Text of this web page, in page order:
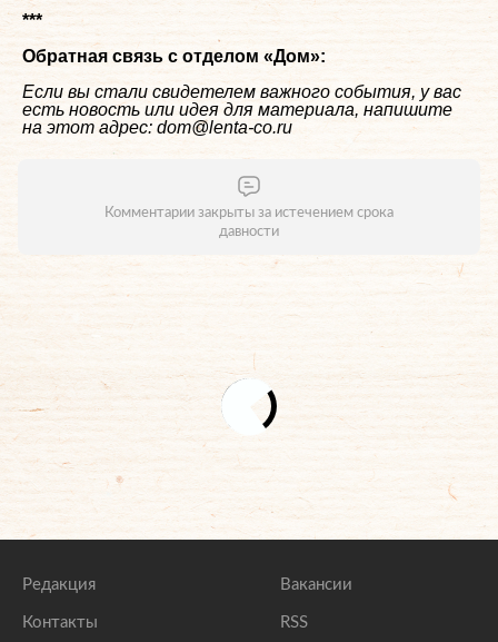
***
Обратная связь с отделом «Дом»:
Если вы стали свидетелем важного события, у вас
есть новость или идея для материала, напишите
на этот адрес: dom@lenta-co.ru
Комментарии закрыты за истечением срока
давности
Редакция
Контакты
Вакансии
RSS